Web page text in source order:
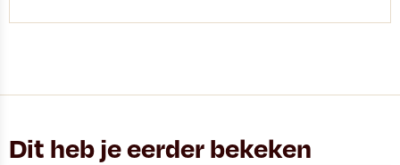
Dit heb je eerder bekeken